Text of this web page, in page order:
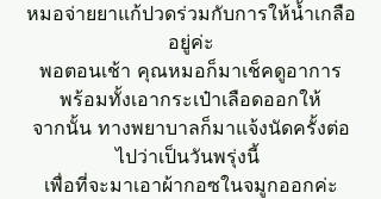
หมอจ่ายยาแก้ปวดร่วมกับการให้น้ำเกลือ
อยู่ค่ะ
พอตอนเช้า คุณหมอก็มาเช็คดูอาการ
พร้อมทั้งเอากระเป๋าเลือดออกให้
จากนั้น ทางพยาบาลก็มาแจ้งนัดครั้งต่อ
ไปว่าเป็นวันพรุ่งนี้
เพื่อที่จะมาเอาผ้ากอซในจมูกออกค่ะ